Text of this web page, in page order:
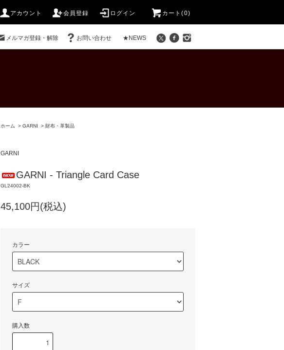
アカウント 会員登録 ログイン カート(0)
メルマガ登録・解除 お問い合わせ ★NEWS
ホーム > GARNI > 財布・革製品
GARNI
GARNI - Triangle Card Case
GL24002-BK
45,100円(税込)
カラー
サイズ
購入数